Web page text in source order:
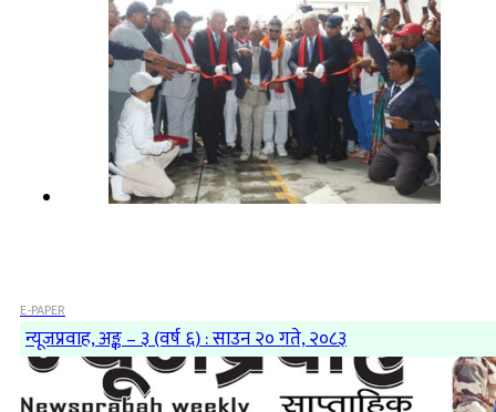
E-PAPER
न्यूजप्रवाह, अङ्क – ३ (वर्ष ६) : साउन २० गते, २०८३